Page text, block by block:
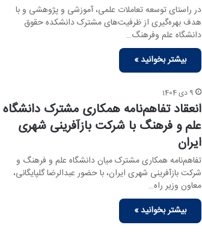
در راستای توسعه تعاملات علمی، آموزشی و پژوهشی و با
هدف بهره‌گیری از ظرفیت‌های مشترک دانشکده حقوق
دانشگاه علم وفرهنگ…
بیشتر بخوانید »
9 دی 1404
انعقاد تفاهم‌نامه همکاری مشترک دانشگاه
علم و فرهنگ با شرکت بازآفرینی شهری
ایران
تفاهم‌نامه همکاری مشترک میان دانشگاه علم و فرهنگ و
شرکت بازآفرینی شهری ایران، با حضور عبدالرضا گلپایگانی،
معاون وزیر راه…
بیشتر بخوانید »